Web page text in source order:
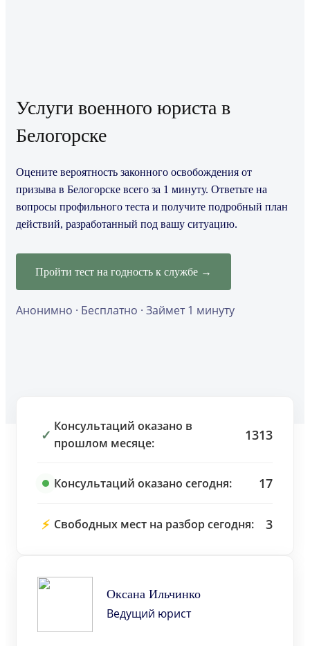
Услуги военного юриста в
Белогорске
Оцените вероятность законного освобождения от
призыва в Белогорске всего за 1 минуту. Ответьте на
вопросы профильного теста и получите подробный план
действий, разработанный под вашу ситуацию.
Пройти тест на годность к службе →
Анонимно · Бесплатно · Займет 1 минуту
✓
Консультаций оказано в
прошлом месяце:
1313
Консультаций оказано сегодня: 17
⚡ Свободных мест на разбор сегодня: 3
Оксана Ильчинко
Ведущий юрист